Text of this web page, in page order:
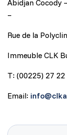
Abidjan Cocody
–
Rue de la
Immeuble CLK
T: (00225) 27
Email: